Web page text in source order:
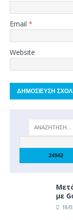
Email *
Website
με
18/